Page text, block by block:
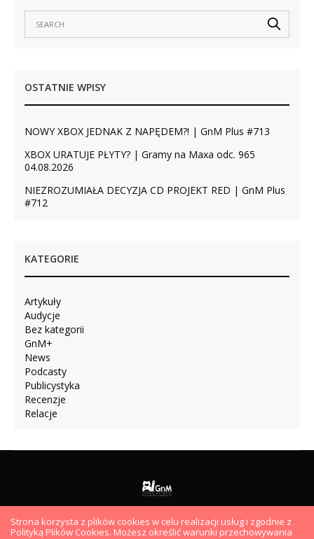
OSTATNIE WPISY
NOWY XBOX JEDNAK Z NAPĘDEM?! | GnM Plus #713
XBOX URATUJE PŁYTY? | Gramy na Maxa odc. 965
04.08.2026
NIEZROZUMIAŁA DECYZJA CD PROJEKT RED | GnM Plus
#712
KATEGORIE
Artykuły
Audycje
Bez kategorii
GnM+
News
Podcasty
Publicystyka
Recenzje
Relacje
AUDYCJE PODCASTY VIDEO ARTYKUŁY
HYDEPARK
Strona korzysta z plików cookies w celu realizacji usług i zgodnie z
Polityką Plików Cookies. Możesz określić warunki przechowywania